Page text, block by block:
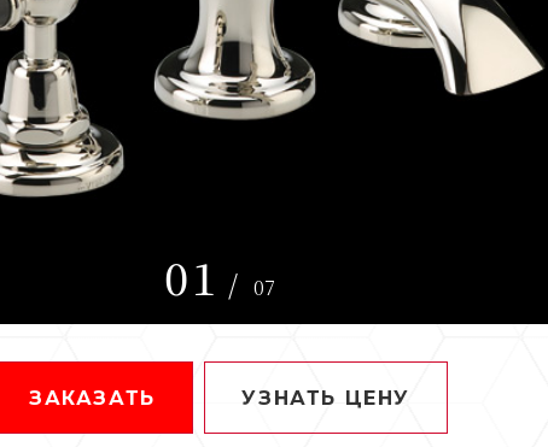
01 / 07
ЗАКАЗАТЬ УЗНАТЬ ЦЕНУ